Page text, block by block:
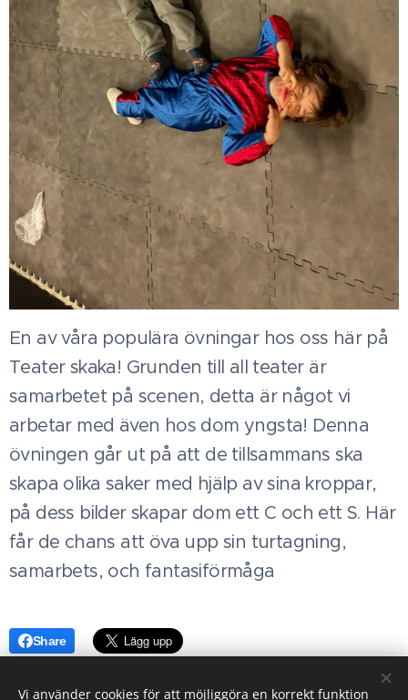
En av våra populära övningar hos oss här på
Teater skaka! Grunden till all teater är
samarbetet på scenen, detta är något vi
arbetar med även hos dom yngsta! Denna
övningen går ut på att de tillsammans ska
skapa olika saker med hjälp av sina kroppar,
på dess bilder skapar dom ett C och ett S. Här
får de chans att öva upp sin turtagning,
samarbets, och fantasiförmåga
Share
Vi använder cookies för att möjliggöra en korrekt funktion